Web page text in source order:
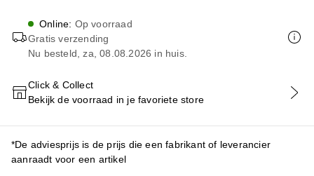
Online: Op voorraad
Gratis verzending
Nu besteld, za, 08.08.2026 in huis.
VOEG TOE AAN WINKELMANDJE
Click & Collect
Bekijk de voorraad in je favoriete store
*De adviesprijs is de prijs die een fabrikant of leverancier
aanraadt voor een artikel